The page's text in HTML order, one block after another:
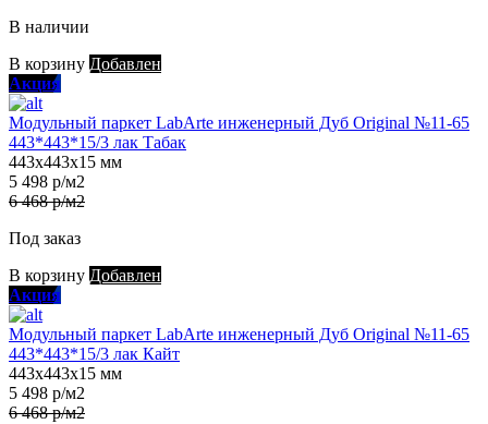
В наличии
В корзину Добавлен
Акция
Модульный паркет LabArte инженерный Дуб Original №11-65
443*443*15/3 лак Табак
443х443х15 мм
5 498 р/м2
6 468 р/м2
Под заказ
В корзину Добавлен
Акция
Модульный паркет LabArte инженерный Дуб Original №11-65
443*443*15/3 лак Кайт
443х443х15 мм
5 498 р/м2
6 468 р/м2